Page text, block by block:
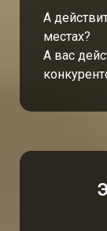
А
местах?
А вас